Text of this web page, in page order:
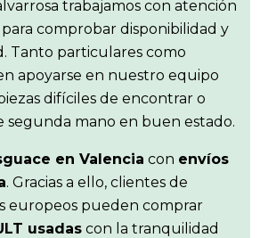
trabajamos con atención
comprobar disponibilidad y
Tanto particulares como
apoyarse en nuestro equipo
difíciles de encontrar o
segunda mano en buen estado.
en Valencia con envíos
. Gracias a ello, clientes de
europeos pueden comprar
usadas con la tranquilidad